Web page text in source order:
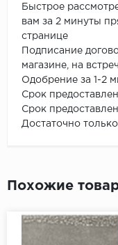
Быстрое
вам за 2 минуты
странице
Подписание
магазине, на
Одобрение за 1-2
Срок
Срок
Достаточно
Похожие